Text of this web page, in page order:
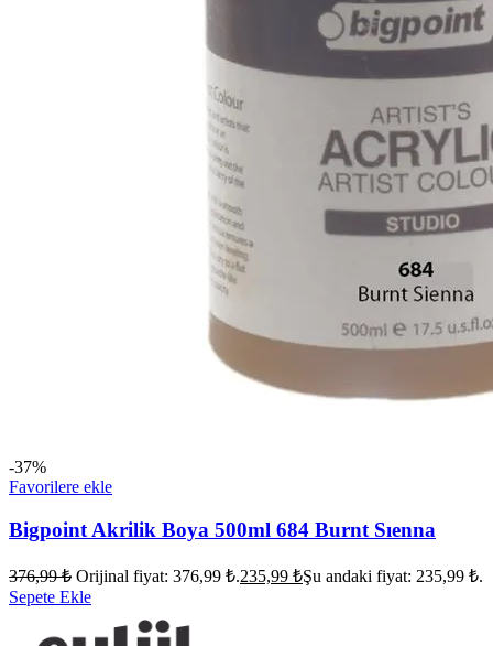
-37%
Favorilere ekle
Bigpoint Akrilik Boya 500ml 684 Burnt Sıenna
376,99₺ Orijinal fiyat: 376,99 ₺.235,99 ₺Şu andaki fiyat: 235,99 ₺.
Sepete Ekle